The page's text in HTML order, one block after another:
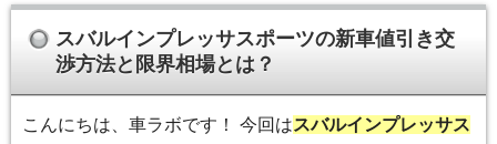
スバルインプレッサスポーツの新車値引き交
渉方法と限界相場とは？
こんにちは、車ラボです！ 今回はスバルインプレッサス